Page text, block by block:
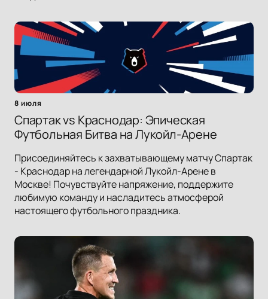
8 июля
Спартак vs Краснодар: Эпическая
Футбольная Битва на Лукойл-Арене
Присоединяйтесь к захватывающему матчу Спартак
- Краснодар на легендарной Лукойл-Арене в
Москве! Почувствуйте напряжение, поддержите
любимую команду и насладитесь атмосферой
настоящего футбольного праздника.